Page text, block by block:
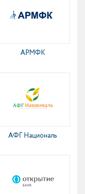
АРМФК
АФГ Националь